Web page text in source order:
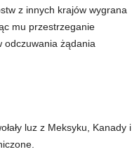
z innych krajów wygrana
mu przestrzeganie
odczuwania żądania
luz z Meksyku, Kanady i